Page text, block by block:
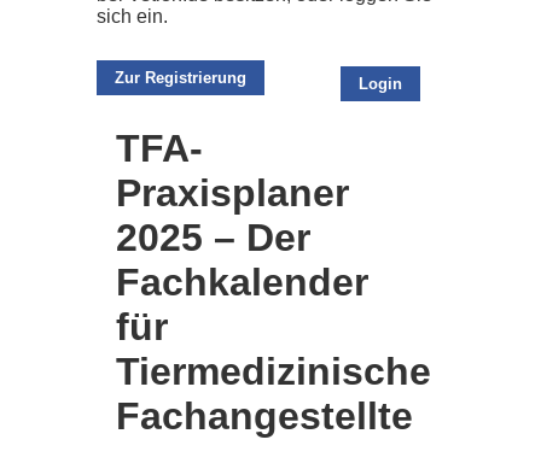
sich ein.
Zur Registrierung Login
TFA-
Praxisplaner
2025 – Der
Fachkalender
für
Tiermedizinische
Fachangestellte